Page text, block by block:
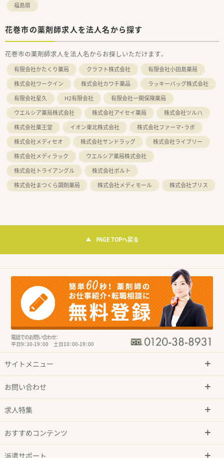
福島県
花巻市の薬剤師求人を法人名から探す
花巻市の薬剤師求人を法人名からお探しいただけます。
有限会社かたくり薬局 クラフト株式会社
有限会社小田島薬局
株式会社ワークイン
株式会社カワチ薬品
ラッキーバッグ株式会社
有限会社星久
H2有限会社
有限会社一関保険薬局
ウエルシア薬局株式会社
株式会社アイセイ薬局
株式会社ツルハ
株式会社薬王堂
イオン東北株式会社
株式会社ファーマ・ラボ
株式会社メディセオ
株式会社サンドラッグ
株式会社ライブリー
株式会社メディラック
ウエルシア薬局株式会社
株式会社トライアングル
株式会社ポルト
株式会社まつくら調剤薬局
株式会社メディモール 株式会社ブリス
PAGE TOPへ戻る
電話でのお問い合わせ：
平日9：30-19：00 土日10：00-19：00
サイトメニュー
お問い合わせ
求人特集
おすすめコンテンツ
派遣サポート